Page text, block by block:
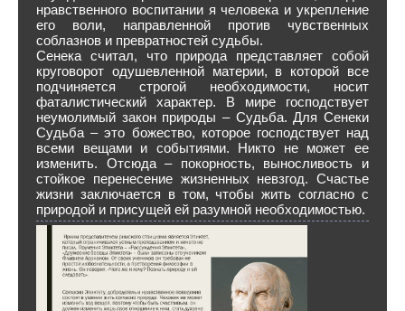
нравственного воспитании я человека и укрепление
его воли, направленной против чувственных
соблазнов и превратностей судьбы.
Сенека считал, что природа представляет собой
круговорот одушевленной материи, в которой все
подчиняется строгой необходимости, носит
фаталистический характер. В мире господствует
неумолимый закон природы – Судьба. Для Сенеки
Судьба – это божество, которое господствует над
всеми вещами и событиями. Никто не может ее
изменить. Отсюда – покорность, выносливость и
стойкое перенесение жизненных невзгод. Счастье
жизни заключается в том, чтобы жить согласно с
природой и присущей ей разумной необходимостью.